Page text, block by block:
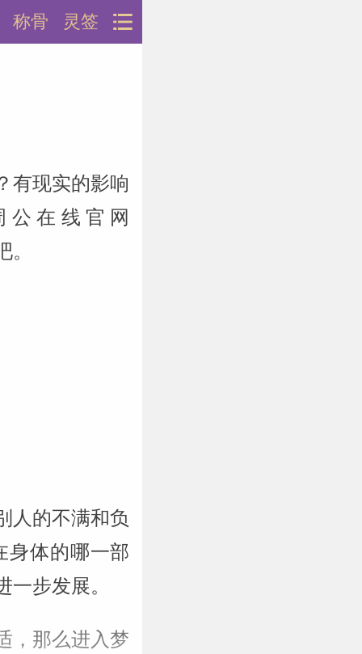
灵签
称骨
有现实的影响
在线官网
人的不满和负
身体的哪一部
步发展。
，那么进入梦